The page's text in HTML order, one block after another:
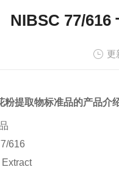
NIBSC 77/616
更
粉提取物标准品的产品介
616